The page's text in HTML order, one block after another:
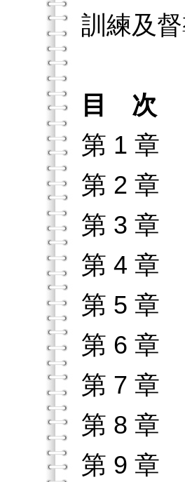
訓練及
目 次
第 1 章
第 2 章
第 3 章
第 4 章
第 5 章
第 6 章
第 7 章
第 8 章
第 9 章